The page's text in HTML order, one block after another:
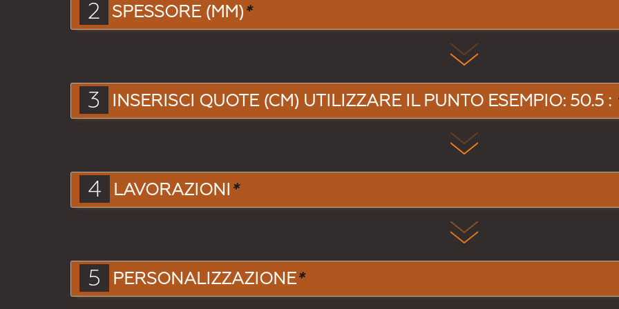
2 SPESSORE (MM)*
3 INSERISCI QUOTE (CM) UTILIZZARE IL PUNTO ESEMPIO: 50.5 :
4 LAVORAZIONI *
5 PERSONALIZZAZIONE*